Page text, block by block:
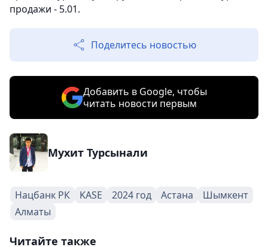
продажи - 5.01.
Поделитесь новостью
Добавить в Google, чтобы
читать новости первым
Мухит Турсынали
Нацбанк РК KASE 2024 год Астана
Шымкент
Алматы
Читайте также